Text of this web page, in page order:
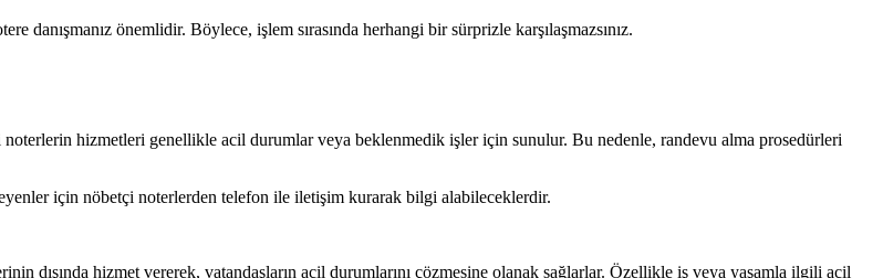
önemlidir. Böylece, işlem sırasında herhangi bir sürprizle karşılaşmazsınız.
hizmetleri genellikle acil durumlar veya beklenmedik işler için sunulur. Bu nedenle, randevu alma prosedürleri
için nöbetçi noterlerden telefon ile iletişim kurarak bilgi alabileceklerdir.
dışında hizmet vererek, vatandaşların acil durumlarını çözmesine olanak sağlarlar. Özellikle iş veya yaşamla ilgili acil